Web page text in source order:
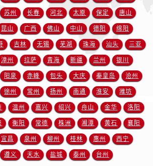
新疆维吾尔自治区铁门关市兴疆路售后服务中心（需提前预约）
新疆维吾尔自治区图木舒克市图木舒克市中兴街售后服务中心（需提前预约）
新疆维吾尔自治区吐鲁番市高昌区文化中路文化中路售后服务中心（需提前预约）
新疆维吾尔自治区乌苏市乌鲁木齐北路售后服务中心（需提前预约）
新疆维吾尔自治区五家渠市长征西街售后服务中心（需提前预约）
新疆维吾尔自治区新星市东风路售后服务中心（需提前预约）
新疆维吾尔自治区伊宁市解放西路售后服务中心（需提前预约）
贵州省安顺市西秀区中华南路售后服务中心（需提前预约）
贵州省毕节市七星关区松山路售后服务中心（需提前预约）
贵州省六盘水市钟山区钟山大道售后服务中心（需提前预约）
贵州省黔东南苗族侗族自治州凯里市北京西路售后服务中心（需提前预约）
苏州 长春 河北 太原 保定 唐山
昆山 广西 佛山 中山 德阳 绵阳
吉林 无锡 芜湖 珠海 汕头 三亚
漳州 拉萨 青海 新疆 兰州 银川
阳泉 赤峰 包头 大庆 秦皇岛 沧州
徐州 常州 扬州 南通 淮安 潍坊
温州 嘉兴 绍兴 舟山 金华 洛阳
衡阳 常德 株洲 湘潭 黄石 襄阳
宜昌 泉州 柳州 桂林 惠州 西宁
遵义 天水 盐城 泰州 台州